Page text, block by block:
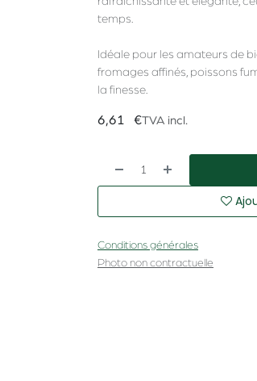
temps.
Idéale pour les amateurs de
fromages affinés, poissons
la finesse.
6,61 €TVA incl.
Conditions générales
Photo non contractuelle